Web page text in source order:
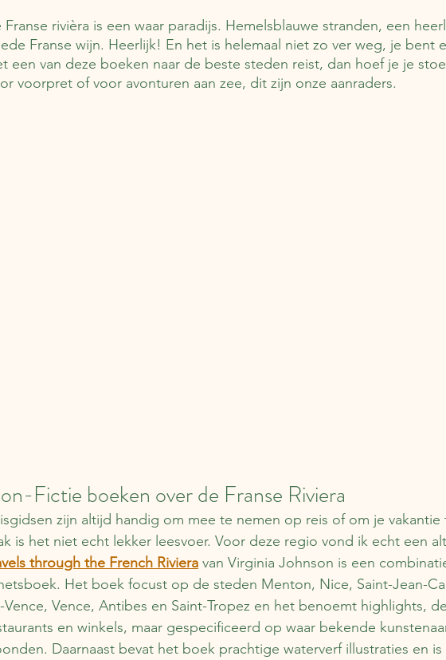
België Japan Duitsland Tsjechië China
Syrië Schotland
Franse rivièra is een waar paradijs. Hemelsblauwe stranden, een
Franse wijn. Heerlijk! En het is helemaal niet zo ver weg, je bent
een van deze boeken naar de beste steden reist, dan hoef je je
voorpret of voor avonturen aan zee, dit zijn onze aanraders.
Fictie boeken over de Franse Riviera
zijn altijd handig om mee te nemen op reis of om je vakantie
is het niet echt lekker leesvoer. Voor deze regio vond ik echt een
through the French Riviera van Virginia Johnson is een
Het boek focust op de steden Menton, Nice, Saint-Jean-
Vence, Vence, Antibes en Saint-Tropez en het benoemt highlights,
en winkels, maar gespecificeerd op waar bekende
Daarnaast bevat het boek prachtige waterverf illustraties en